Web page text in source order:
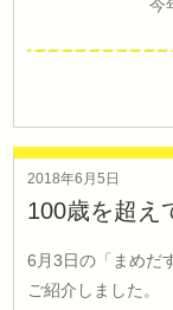
今
2018年6月5日
100歳を超え
6月3日の「まめだ
ご紹介しました。